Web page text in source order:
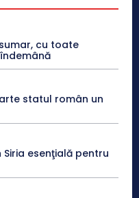
cu toate
statul român un
esenţială pentru